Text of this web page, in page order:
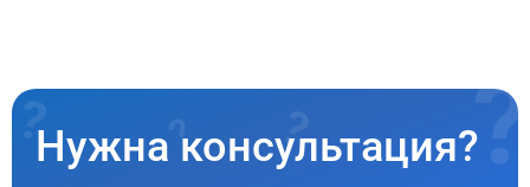
Нужна консультация?